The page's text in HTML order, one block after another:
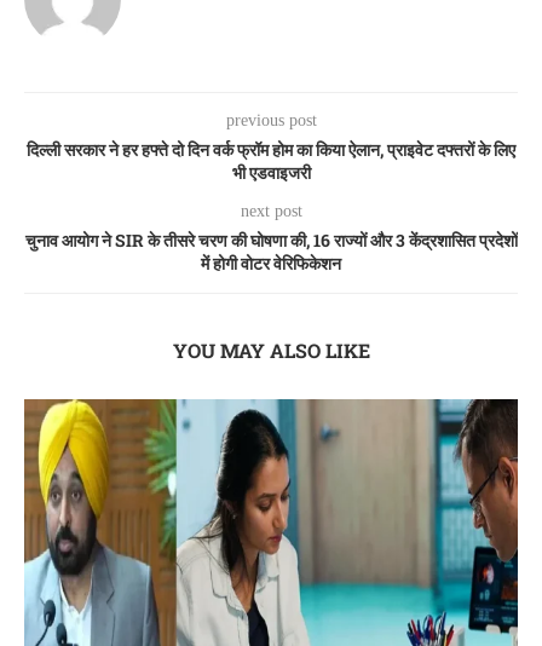
previous post
दिल्ली सरकार ने हर हफ्ते दो दिन वर्क फ्रॉम होम का किया ऐलान, प्राइवेट दफ्तरों के लिए
भी एडवाइजरी
next post
चुनाव आयोग ने SIR के तीसरे चरण की घोषणा की, 16 राज्यों और 3 केंद्रशासित प्रदेशों
में होगी वोटर वेरिफिकेशन
YOU MAY ALSO LIKE